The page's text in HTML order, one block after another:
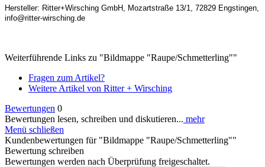
Hersteller: Ritter+Wirsching GmbH, Mozartstraße 13/1, 72829 Engstingen,
info@ritter-wirsching.de
Weiterführende Links zu "Bildmappe "Raupe/Schmetterling""
Fragen zum Artikel?
Weitere Artikel von Ritter + Wirsching
Bewertungen 0
Bewertungen lesen, schreiben und diskutieren... mehr
Menü schließen
Kundenbewertungen für "Bildmappe "Raupe/Schmetterling""
Bewertung schreiben
Bewertungen werden nach Überprüfung freigeschaltet.